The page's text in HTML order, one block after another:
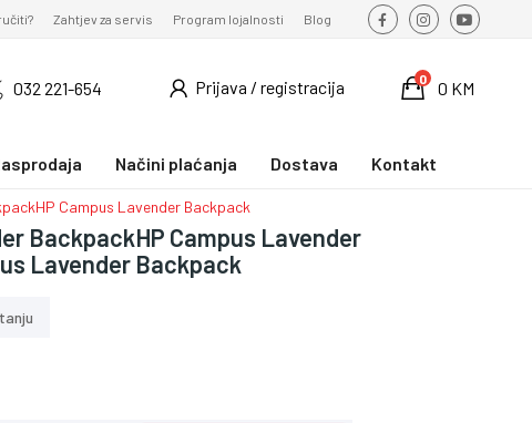
Zahtjev za servis Program lojalnosti Blog
032 221-654 Prijava / registracija 0 KM
0
Načini plaćanja Dostava Kontakt
Campus Lavender Backpack
BackpackHP Campus Lavender
Lavender Backpack